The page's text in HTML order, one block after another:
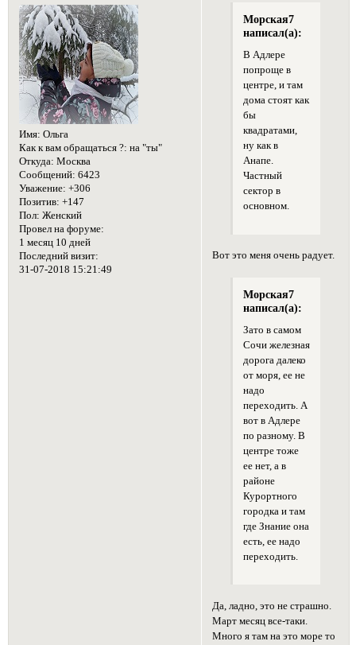
Имя: Ольга
Как к вам обращаться ?: на "ты"
Откуда: Москва
Сообщений: 6423
Уважение: +306
Позитив: +147
Пол: Женский
Провел на форуме:
1 месяц 10 дней
Последний визит:
31-07-2018 15:21:49
Морская7
написал(а):
В Адлере
попроще в
центре, и там
дома стоят как
бы
квадратами,
ну как в
Анапе.
Частный
сектор в
основном.
Вот это меня очень радует.
Морская7
написал(а):
Зато в самом
Сочи железная
дорога далеко
от моря, ее не
надо
переходить. А
вот в Адлере
по разному. В
центре тоже
ее нет, а в
районе
Курортного
городка и там
где Знание она
есть, ее надо
переходить.
Да, ладно, это не страшно.
Март месяц все-таки.
Много я там на это море то